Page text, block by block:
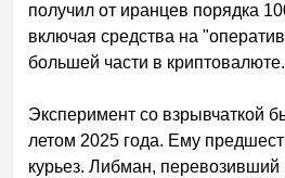
получил от иранцев порядка
включая средства на
большей части в криптовалюте.
Эксперимент со взрывчаткой
летом 2025 года. Ему
курьез. Либман, перевозивший